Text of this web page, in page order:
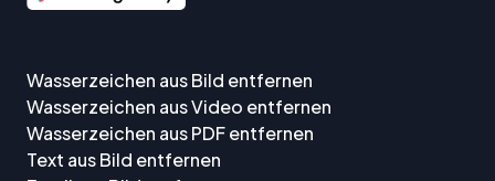
Wasserzeichen aus Bild entfernen
Wasserzeichen aus Video entfernen
Wasserzeichen aus PDF entfernen
Text aus Bild entfernen